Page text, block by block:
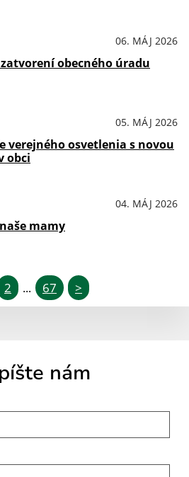
06. MÁJ 2026
obecného úradu
05. MÁJ 2026
verejného osvetlenia s novou
obci
04. MÁJ 2026
mamy
2 ... 67 >
nám